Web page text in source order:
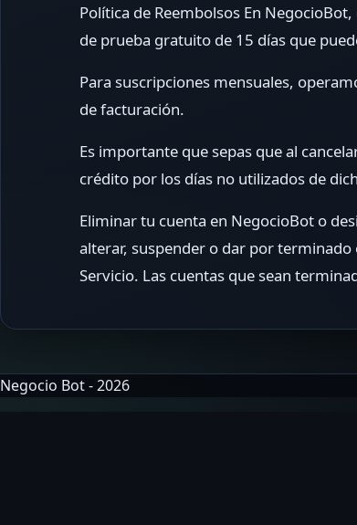
Política de Reembolsos En
de prueba gratuito de 15 días que
Para suscripciones mensuales,
de facturación.
Es importante que sepas que al
crédito por los días no utilizados de
Eliminar tu cuenta en NegocioBot o
alterar, suspender o dar por terminado
Servicio. Las cuentas que sean
Negocio Bot - 2026